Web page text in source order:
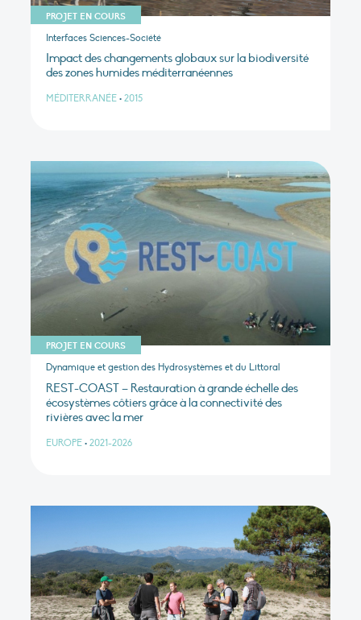
PROJET EN COURS
Interfaces Sciences-Société
Impact des changements globaux sur la biodiversité
des zones humides méditerranéennes
MÉDITERRANÉE • 2015
PROJET EN COURS
Dynamique et gestion des Hydrosystèmes et du Littoral
REST-COAST – Restauration à grande échelle des
écosystèmes côtiers grâce à la connectivité des
rivières avec la mer
EUROPE • 2021-2026